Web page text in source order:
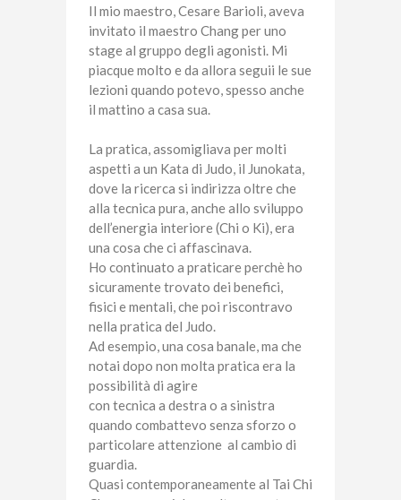
Il mio maestro, Cesare Barioli, aveva
invitato il maestro Chang per uno
stage al gruppo degli agonisti. Mi
piacque molto e da allora seguii le sue
lezioni quando potevo, spesso anche
il mattino a casa sua.
La pratica, assomigliava per molti
aspetti a un Kata di Judo, il Junokata,
dove la ricerca si indirizza oltre che
alla tecnica pura, anche allo sviluppo
dell’energia interiore (Chi o Ki), era
una cosa che ci affascinava.
Ho continuato a praticare perchè ho
sicuramente trovato dei benefici,
fisici e mentali, che poi riscontravo
nella pratica del Judo.
Ad esempio, una cosa banale, ma che
notai dopo non molta pratica era la
possibilità di agire
con tecnica a destra o a sinistra
quando combattevo senza sforzo o
particolare attenzione al cambio di
guardia.
Quasi contemporaneamente al Tai Chi